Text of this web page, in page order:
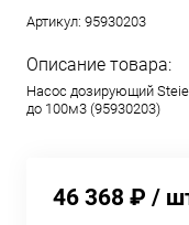
Артикул: 95930203
Описание товара:
Насос дозирующий
до 100м3 (95930203)
46 368 ₽ /